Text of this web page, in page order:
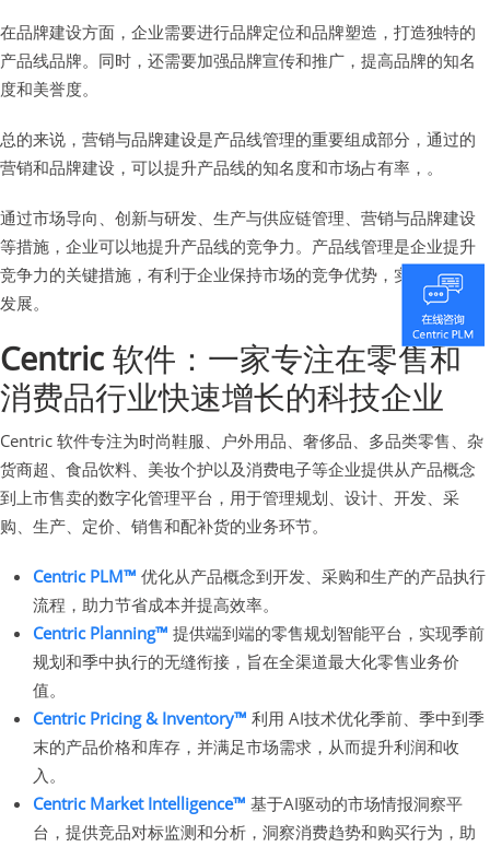
在品牌建设方面，企业需要进行品牌定位和品牌塑造，打造独特的
产品线品牌。同时，还需要加强品牌宣传和推广，提高品牌的知名
度和美誉度。
总的来说，营销与品牌建设是产品线管理的重要组成部分，通过的
营销和品牌建设，可以提升产品线的知名度和市场占有率，。
通过市场导向、创新与研发、生产与供应链管理、营销与品牌建设
等措施，企业可以地提升产品线的竞争力。产品线管理是企业提升
竞争力的关键措施，有利于企业保持市场的竞争优势，实现可持续
发展。
Centric 软件：一家专注在零售和
消费品行业快速增长的科技企业
Centric 软件专注为时尚鞋服、户外用品、奢侈品、多品类零售、杂
货商超、食品饮料、美妆个护以及消费电子等企业提供从产品概念
到上市售卖的数字化管理平台，用于管理规划、设计、开发、采
购、生产、定价、销售和配补货的业务环节。
Centric PLM™ 优化从产品概念到开发、采购和生产的产品执行
流程，助力节省成本并提高效率。
Centric Planning™ 提供端到端的零售规划智能平台，实现季前
规划和季中执行的无缝衔接，旨在全渠道最大化零售业务价
值。
Centric Pricing & Inventory™ 利用 AI技术优化季前、季中到季
末的产品价格和库存，并满足市场需求，从而提升利润和收
入。
Centric Market Intelligence™ 基于AI驱动的市场情报洞察平
台，提供竞品对标监测和分析，洞察消费趋势和购买行为，助